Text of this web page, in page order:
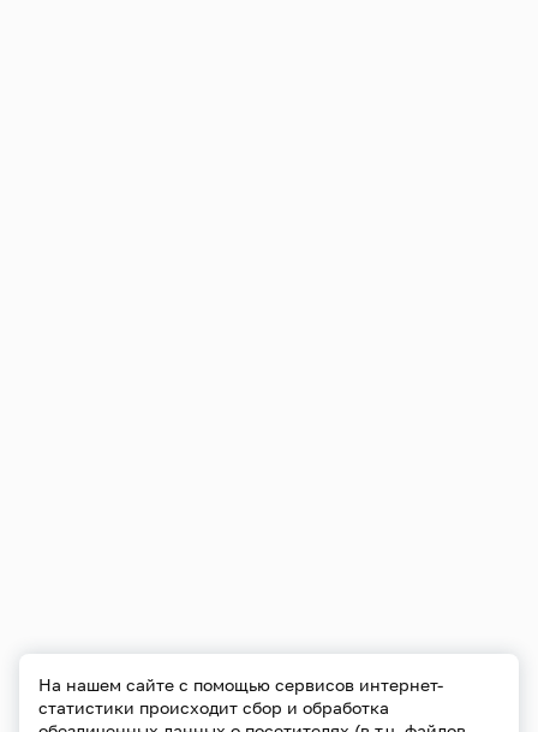
На нашем сайте с помощью сервисов интернет-
статистики происходит сбор и обработка